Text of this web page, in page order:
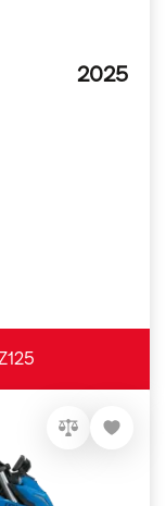
2025